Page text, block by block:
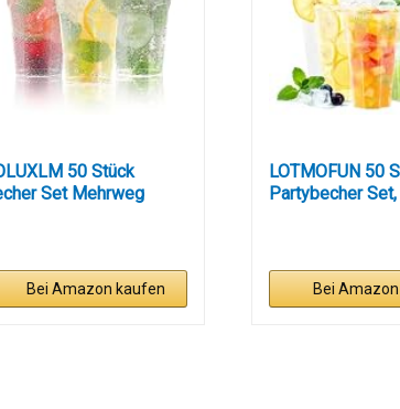
50 Stück
Set Mehrweg
Bei Amazon kaufen
LOTMOFUN 50
Partybecher Set,
Bei